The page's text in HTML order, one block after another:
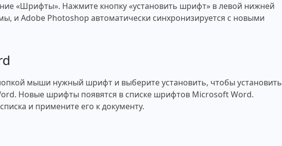
«Шрифты». Нажмите кнопку «установить шрифт» в левой нижней
и Adobe Photoshop автоматически синхронизируется с новыми
мыши нужный шрифт и выберите установить, чтобы установить
Новые шрифты появятся в списке шрифтов Microsoft Word.
и примените его к документу.